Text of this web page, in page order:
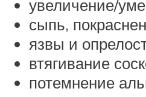
увеличение/
сыпь,
язвы и
втягивание
потемнение